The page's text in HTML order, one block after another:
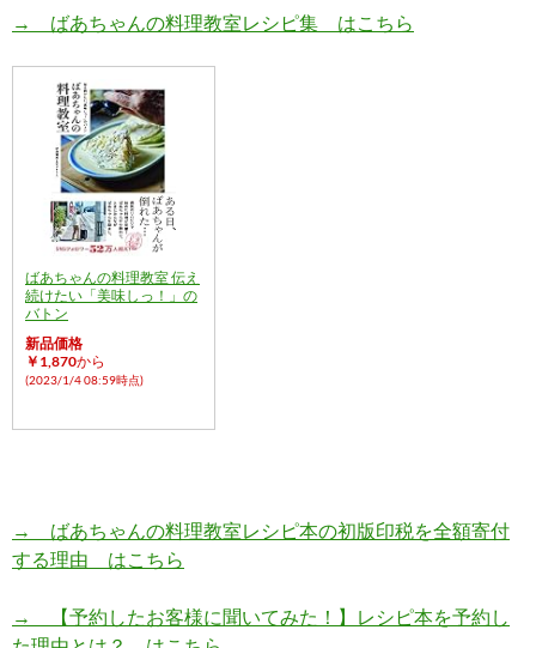
→ ばあちゃんの料理教室レシピ集 はこちら
ばあちゃんの料理教室 伝え
続けたい「美味しっ！」の
バトン
新品価格
￥1,870から
(2023/1/4 08:59時点)
→ ばあちゃんの料理教室レシピ本の初版印税を全額寄付
する理由 はこちら
→ 【予約したお客様に聞いてみた！】レシピ本を予約し